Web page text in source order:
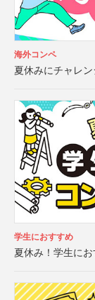
海外コンペ
夏休みにチャレ
学生におすすめ
夏休み！学生に